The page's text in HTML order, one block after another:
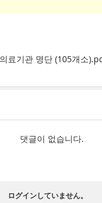
료기관 명단 (105개소
댓글이 없습니다.
ログインしていません。